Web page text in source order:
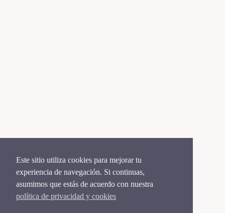
Este sitio utiliza cookies para mejorar tu
experiencia de navegación. Si continuas,
asumimos que estás de acuerdo con nuestra
política de privacidad y cookies